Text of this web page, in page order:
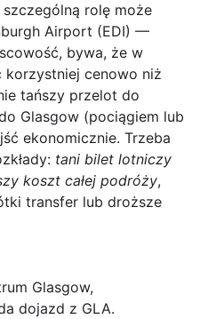
rolę może
Airport (EDI) —
bywa, że w
cenowo niż
tańszy przelot do
Glasgow (pociągiem lub
ekonomicznie. Trzeba
tani bilet lotniczy
koszt całej podróży,
transfer lub droższe
Glasgow,
dojazd z GLA.